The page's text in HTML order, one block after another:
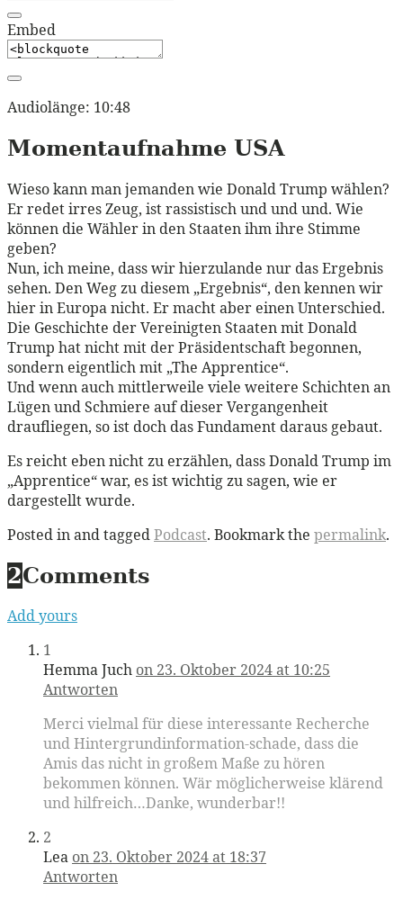
Embed
Audiolänge: 10:48
Momentaufnahme USA
Wieso kann man jemanden wie Donald Trump wählen?
Er redet irres Zeug, ist rassistisch und und und. Wie
können die Wähler in den Staaten ihm ihre Stimme
geben?
Nun, ich meine, dass wir hierzulande nur das Ergebnis
sehen. Den Weg zu diesem „Ergebnis“, den kennen wir
hier in Europa nicht. Er macht aber einen Unterschied.
Die Geschichte der Vereinigten Staaten mit Donald
Trump hat nicht mit der Präsidentschaft begonnen,
sondern eigentlich mit „The Apprentice“.
Und wenn auch mittlerweile viele weitere Schichten an
Lügen und Schmiere auf dieser Vergangenheit
draufliegen, so ist doch das Fundament daraus gebaut.
Es reicht eben nicht zu erzählen, dass Donald Trump im
„Apprentice“ war, es ist wichtig zu sagen, wie er
dargestellt wurde.
Posted in and taggedPodcast. Bookmark the permalink.
2Comments
Add yours
1
Hemma Juch on 23. Oktober 2024 at 10:25
Antworten
Merci vielmal für diese interessante Recherche
und Hintergrundinformation-schade, dass die
Amis das nicht in großem Maße zu hören
bekommen können. Wär möglicherweise klärend
und hilfreich…Danke, wunderbar!!
2
Lea on 23. Oktober 2024 at 18:37
Antworten